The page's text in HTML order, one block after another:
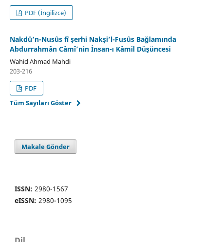
PDF (İngilizce)
Nakdü’n-Nusûs fî şerhi Nakşi’l-Fusûs Bağlamında
Abdurrahmân Câmî’nin İnsan-ı Kâmil Düşüncesi
Wahid Ahmad Mahdi
203-216
PDF
Tüm Sayıları Göster
Makale Gönder
ISSN: 2980-1567
eISSN: 2980-1095